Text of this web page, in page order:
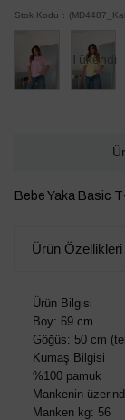
Stok Kodu
Tükendi
Bebe Yaka Basic
Ürün Özellikleri
Ürün Bilgisi
Boy: 69 cm
Göğüs: 50 cm
Kumaş Bilgisi
%100 pamuk
Mankenin
Manken kg: 56